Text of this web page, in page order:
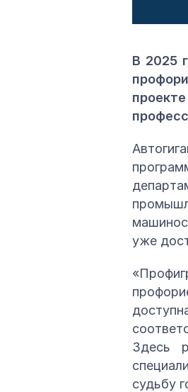
В 2025
уже
Здесь
судьбу